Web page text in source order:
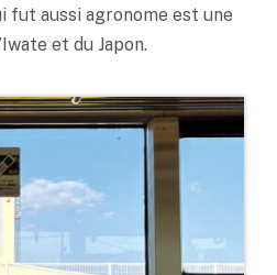
fut aussi agronome est une
et du Japon.